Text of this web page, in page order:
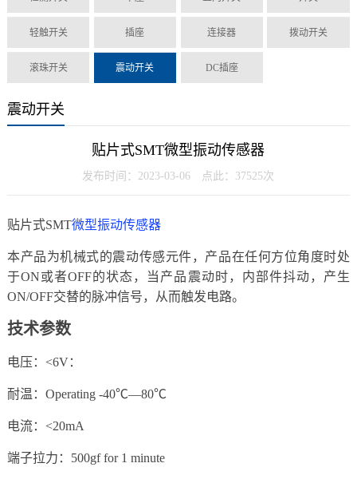
轻触开关 插座 连接器 拨动开关
滚珠开关 震动开关 DC插座
震动开关
贴片式SMT微型振动传感器
发布时间：2023-03-06 点此：37525次
贴片式SMT微型振动传感器
本产品为机械式的震动传感元件，产品在任何方位角度时处
于ON或者OFF的状态，当产品震动时，内部件抖动，产生
ON/OFF交替的脉冲信号，从而触发电路。
技术参数
电压：<6V：
耐温：Operating -40℃—80℃
电流：<20mA
端子拉力：500gf for 1 minute